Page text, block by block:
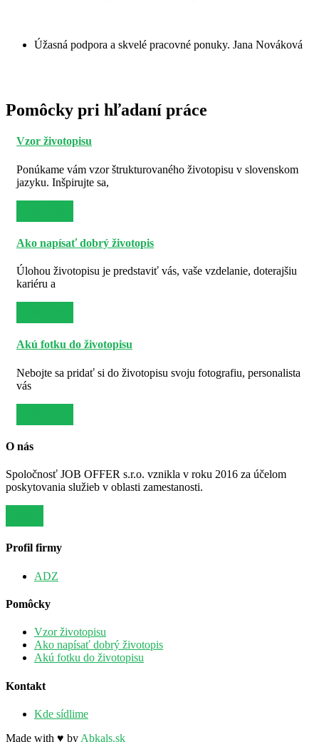
Úžasná podpora a skvelé pracovné ponuky. Jana Nováková
Pomôcky pri hľadaní práce
Vzor životopisu
Ponúkame vám vzor štrukturovaného životopisu v slovenskom
jazyku. Inšpirujte sa,
Ako napísať dobrý životopis
Úlohou životopisu je predstaviť vás, vaše vzdelanie, doterajšiu
kariéru a
Akú fotku do životopisu
Nebojte sa pridať si do životopisu svoju fotografiu, personalista
vás
O nás
Spoločnosť JOB OFFER s.r.o. vznikla v roku 2016 za účelom
poskytovania služieb v oblasti zamestanosti.
Profil firmy
ADZ
Pomôcky
Vzor životopisu
Ako napísať dobrý životopis
Akú fotku do životopisu
Kontakt
Kde sídlime
Made with ♥ by Abkals.sk